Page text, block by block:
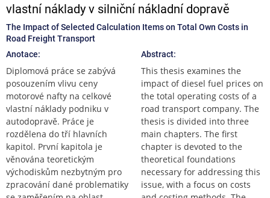
vlastní náklady v silniční nákladní dopravě
The Impact of Selected Calculation Items on Total Own Costs in
Road Freight Transport
Anotace:
Diplomová práce se zabývá
posouzením vlivu ceny
motorové nafty na celkové
vlastní náklady podniku v
autodopravě. Práce je
rozdělena do tří hlavních
kapitol. První kapitola je
věnována teoretickým
východiskům nezbytným pro
zpracování dané problematiky
Abstract:
This thesis examines the
impact of diesel fuel prices on
the total operating costs of a
road transport company. The
thesis is divided into three
main chapters. The first
chapter is devoted to the
theoretical foundations
necessary for addressing this
issue, with a focus on costs